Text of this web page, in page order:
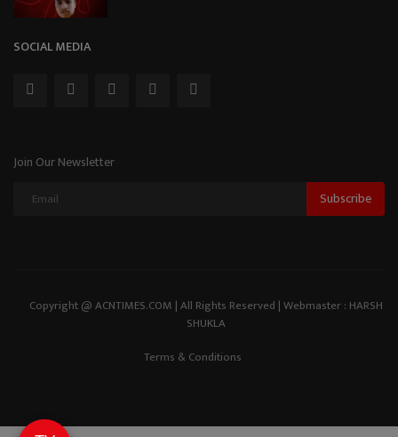
SOCIAL MEDIA
Join Our Newsletter
Subscribe
Copyright @ ACNTIMES.COM | All Rights Reserved | Webmaster : HARSH
SHUKLA
Terms & Conditions